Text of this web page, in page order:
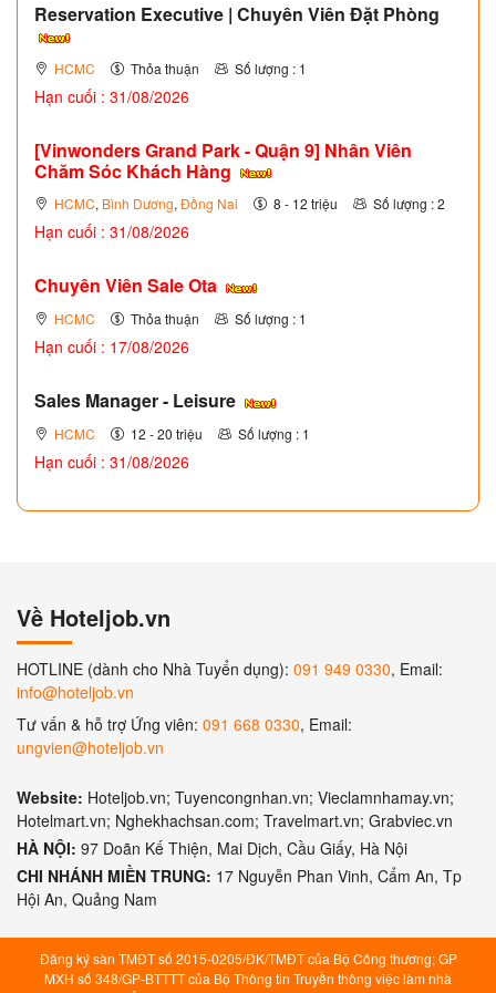
Reservation Executive | Chuyên Viên Đặt Phòng
HCMC Thỏa thuận Số lượng : 1
Hạn cuối : 31/08/2026
[Vinwonders Grand Park - Quận 9] Nhân Viên
Chăm Sóc Khách Hàng
HCMC, Bình Dương, Đồng Nai 8 - 12 triệu Số lượng : 2
Hạn cuối : 31/08/2026
Chuyên Viên Sale Ota
HCMC Thỏa thuận Số lượng : 1
Hạn cuối : 17/08/2026
Sales Manager - Leisure
HCMC 12 - 20 triệu Số lượng : 1
Hạn cuối : 31/08/2026
Về Hoteljob.vn
HOTLINE (dành cho Nhà Tuyển dụng): 091 949 0330, Email:
info@hoteljob.vn
Tư vấn & hỗ trợ Ứng viên: 091 668 0330, Email:
ungvien@hoteljob.vn
Website: Hoteljob.vn; Tuyencongnhan.vn; Vieclamnhamay.vn;
Hotelmart.vn; Nghekhachsan.com; Travelmart.vn; Grabviec.vn
HÀ NỘI: 97 Doãn Kế Thiện, Mai Dịch, Cầu Giấy, Hà Nội
CHI NHÁNH MIỀN TRUNG: 17 Nguyễn Phan Vinh, Cẩm An, Tp
Hội An, Quảng Nam
Đăng ký sàn TMĐT số 2015-0205/ĐK/TMĐT của Bộ Công thương; GP
MXH số 348/GP-BTTTT của Bộ Thông tin Truyền thông việc làm nhà